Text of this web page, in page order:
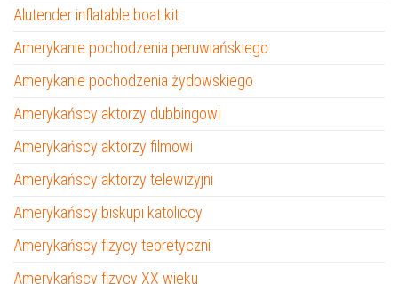
Alutender inflatable boat kit
Amerykanie pochodzenia peruwiańskiego
Amerykanie pochodzenia żydowskiego
Amerykańscy aktorzy dubbingowi
Amerykańscy aktorzy filmowi
Amerykańscy aktorzy telewizyjni
Amerykańscy biskupi katoliccy
Amerykańscy fizycy teoretyczni
Amerykańscy fizycy XX wieku